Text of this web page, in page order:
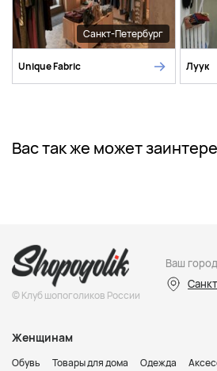
Санкт-Петербург
Unique Fabric Луук
Вас так же может
© Клуб шопоголиков России
Ваш город
Женщинам
Обувь Товары для дома Одежда